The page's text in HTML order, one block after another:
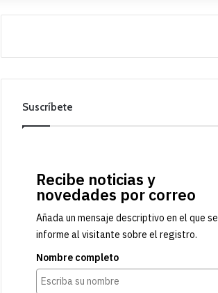
Suscríbete
Recibe noticias y
novedades por correo
Añada un mensaje descriptivo en el que se
informe al visitante sobre el registro.
Nombre completo